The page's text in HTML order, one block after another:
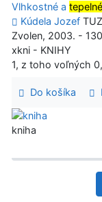
Vlhkostné a
Kúdela Jozef
Zvolen, 2003. -
xkni - KNIHY
1, z toho voľných
Do košíka
kniha